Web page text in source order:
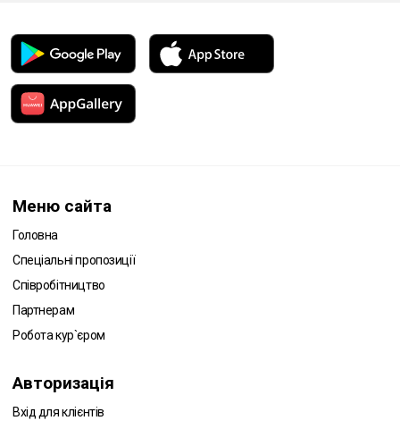
Меню сайта
Головна
Спеціальні пропозиції
Співробітництво
Партнерам
Робота кур`єром
Авторизація
Вхід для клієнтів